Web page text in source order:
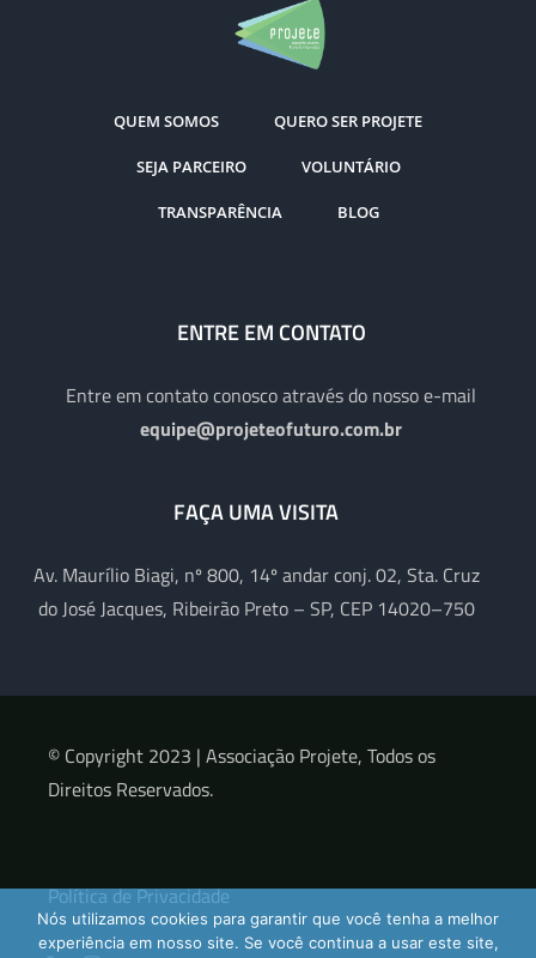
QUEM SOMOS QUERO SER PROJETE
SEJA PARCEIRO VOLUNTÁRIO
TRANSPARÊNCIA BLOG
ENTRE EM CONTATO
Entre em contato conosco através do nosso e-mail
equipe@projeteofuturo.com.br
FAÇA UMA VISITA
Av. Maurílio Biagi, nº 800, 14º andar conj. 02, Sta. Cruz
do José Jacques, Ribeirão Preto – SP, CEP 14020–750
© Copyright 2023 | Associação Projete, Todos os
Direitos Reservados.
Política de Privacidade
Nós utilizamos cookies para garantir que você tenha a melhor
experiência em nosso site. Se você continua a usar este site,